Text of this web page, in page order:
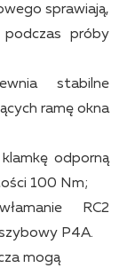
sprawiają,
próby
stabilne
ramę okna
odporną
100 Nm;
RC2
P4A.
mogą